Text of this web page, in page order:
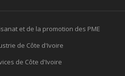
et de la promotion des PME
de Côte d'Ivoire
de Côte d'Ivoire